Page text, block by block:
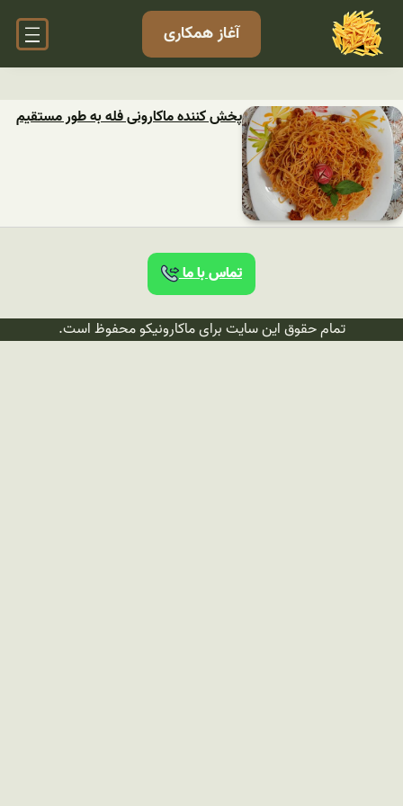
آغاز همکاری
پخش کننده ماکارونی فله به طور مستقیم
تماس با ما
تمام حقوق این سایت برای ماکارونیکو محفوظ است.